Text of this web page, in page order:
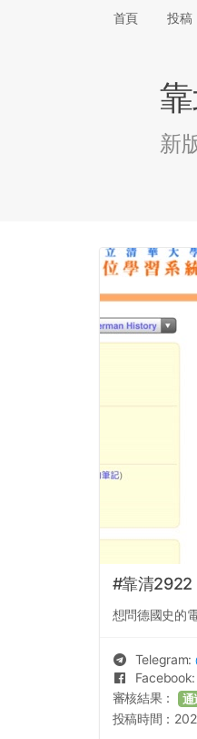
首頁 投稿
新
#靠清2922
想問德國史的
Telegram:
Facebook:
審核結果： 通
投稿時間：